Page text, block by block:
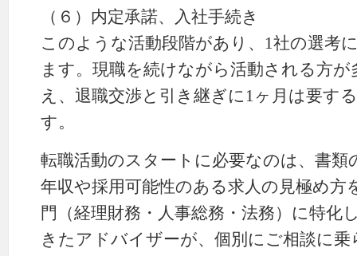
（６）内定承諾、入社手続き
このような活動段階があり、1社の選考
ます。現職を続けながら活動される方
え、退職交渉と引き継ぎに1ヶ月は要す
す。
転職活動のスタートに必要なのは、書類
年収や採用可能性のある求人の見極め方
門（経理財務・人事総務・法務）に特化
きたアドバイザーが、個別にご相談に